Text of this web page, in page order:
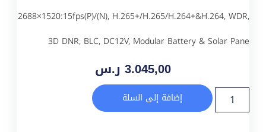
2688×1520:15fps(P)/(N), H.265+/H.265/H.264+&H.264, WDR,
3D DNR, BLC, DC12V, Modular Battery & Solar Pane
3.045,00 ر.س
إضافة إلى السلة